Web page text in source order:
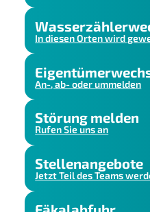
In diesen Orten wird
An-, ab- oder ummelden
Störung melden
Rufen Sie uns an
Stellenangebote
Jetzt Teil des Teams